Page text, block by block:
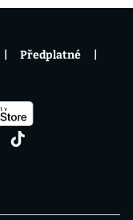
Předplatné